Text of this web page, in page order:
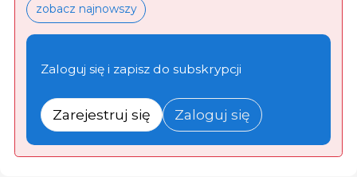
zobacz najnowszy
Zaloguj się i zapisz do subskrypcji
Zarejestruj się Zaloguj się